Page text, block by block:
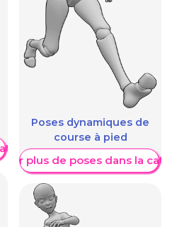
Poses dynamiques de
course à pied
plus de poses dans la